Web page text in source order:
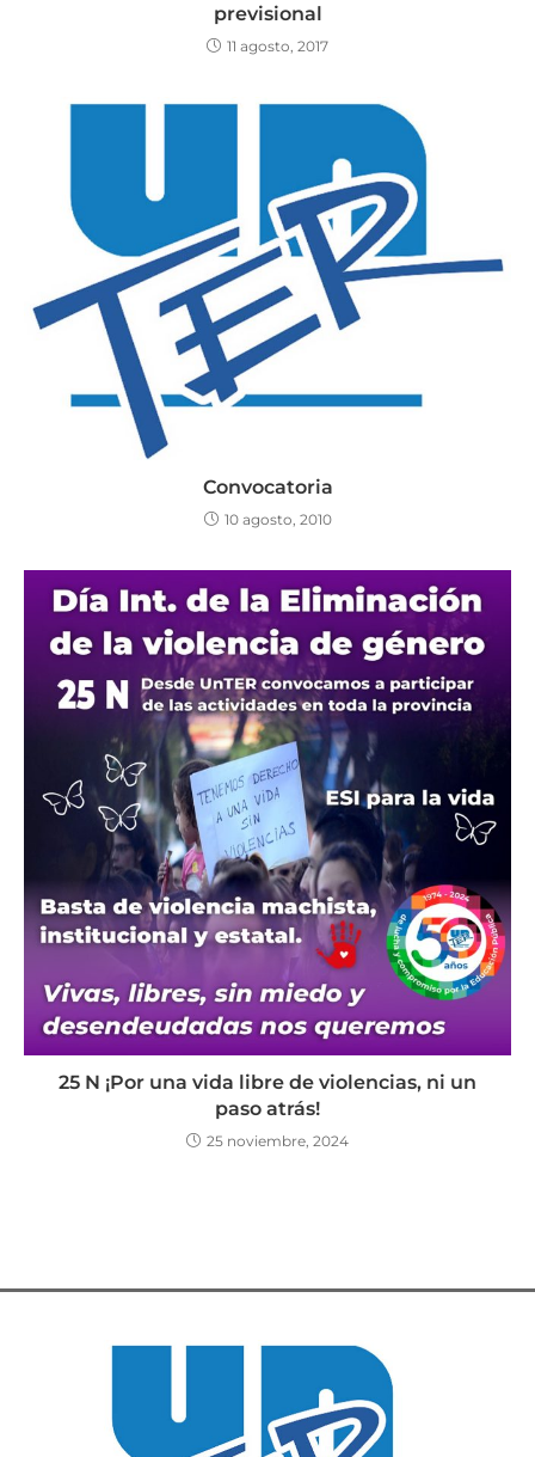
previsional
11 agosto, 2017
Convocatoria
10 agosto, 2010
25 N ¡Por una vida libre de violencias, ni un
paso atrás!
25 noviembre, 2024